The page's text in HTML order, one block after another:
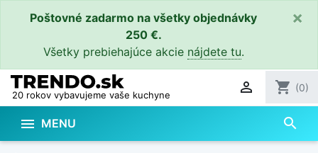
Poštovné zadarmo na všetky objednávky
250 €.
Všetky prebiehajúce akcie nájdete tu.
×
20 rokov vybavujeme vaše kuchyne  shopping_cart (0)
 MENU search